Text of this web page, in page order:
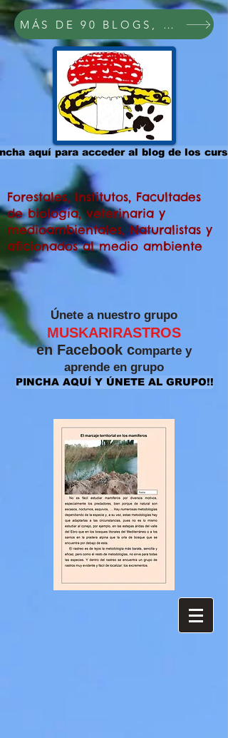
MÁS DE 90 BLOGS, PDFs Y
aquí para acceder al blog de los
Forestales, Institutos, Facultades
de biología, veterinaria y
medioambientales, Naturalistas y
aficionados al medio ambiente
​Únete a nuestro grupo
MUSKARIRASTROS
en Facebook comparte y
aprende en grupo
PINCHA AQUÍ Y ÚNETE AL GRUPO!!